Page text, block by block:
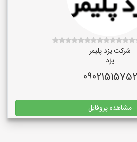
شرکت یزد پلیمر
یزد
09021515752
مشاهده پروفایل